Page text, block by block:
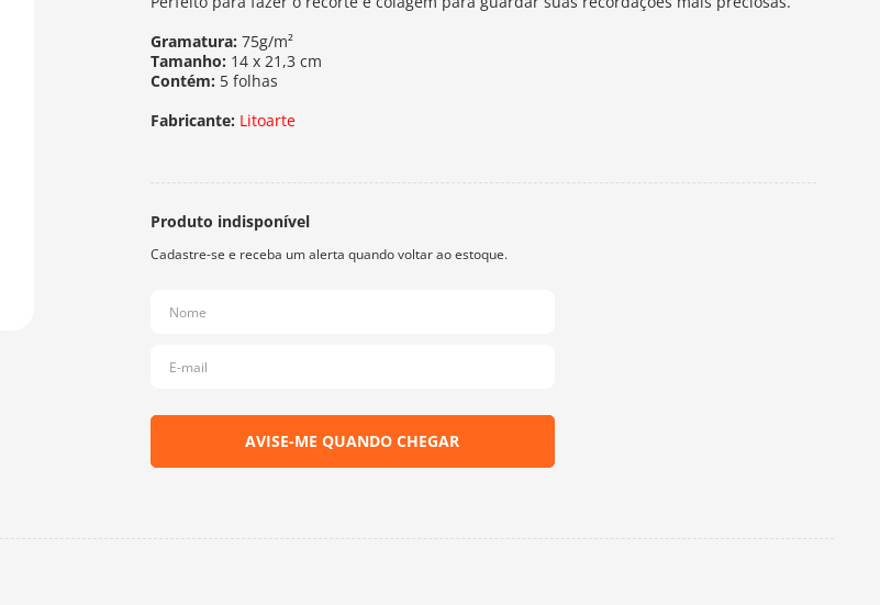
Gramatura: 75g/m²
Tamanho: 14 x 21,3 cm
Contém: 5 folhas
Fabricante: Litoarte